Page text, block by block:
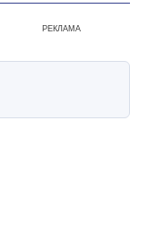
РЕКЛАМА